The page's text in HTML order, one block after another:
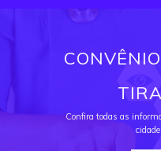
Confira todas as